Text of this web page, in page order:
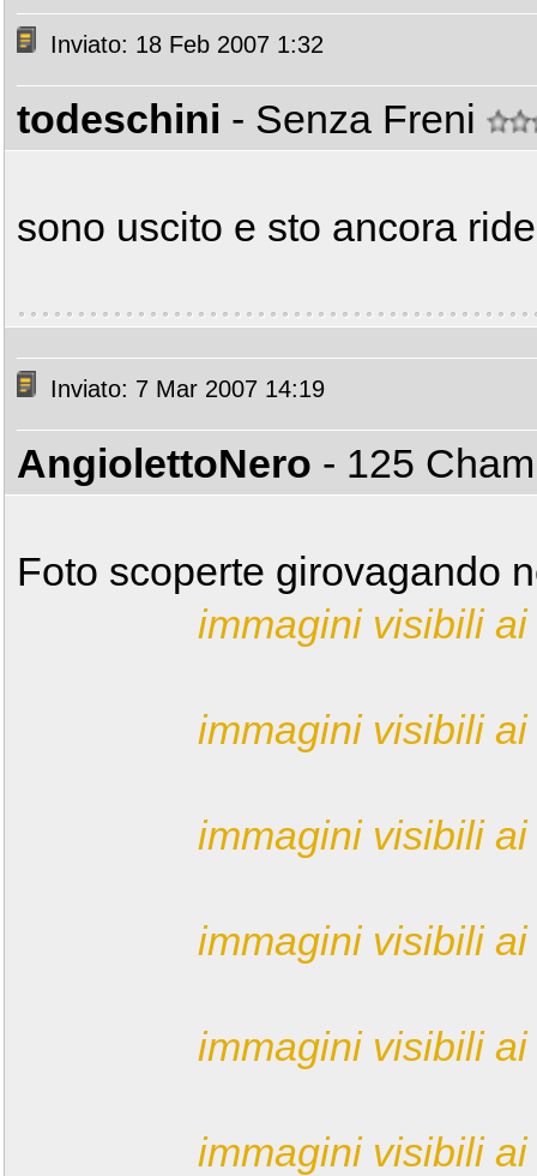
Inviato: 18 Feb 2007 1:32
todeschini - Senza Freni
sono uscito e sto ancora
Inviato: 7 Mar 2007 14:19
AngiolettoNero - 125
Foto scoperte girovagando
immagini visibili
immagini visibili
immagini visibili
immagini visibili
immagini visibili
immagini visibili